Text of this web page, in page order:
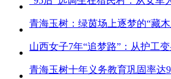
青海玉树：绿茵场上逐梦的“藏
山西女子7年“追梦路”：从护工
青海玉树十年义务教育巩固率达